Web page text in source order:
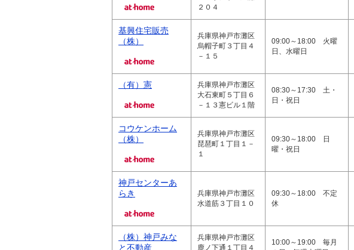
２０４
基興住宅販売
（株）
兵庫県神戸市灘区
烏帽子町３丁目４
－１５
09:00～18:00 火曜
日、水曜日
（有）憲
兵庫県神戸市灘区
大石東町５丁目６
－１３憲ビル１階
08:30～17:30 土・
日・祝日
コウケンホーム
（株）
兵庫県神戸市灘区
琵琶町１丁目１－
１
09:30～18:00 日
曜・祝日
神戸センターあ
らき
兵庫県神戸市灘区
水道筋３丁目１０
09:30～18:00 不定
休
（株）神戸みな
と不動産
兵庫県神戸市灘区
鹿ノ下通１丁目４
10:00～19:00 毎月